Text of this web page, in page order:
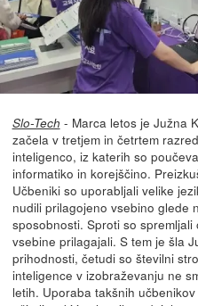
Slo-Tech - Marca letos je Južna
začela v tretjem in četrtem
inteligenco, iz katerih so
informatiko in korejščino.
Učbeniki so uporabljali velike
nudili prilagojeno vsebino glede
sposobnosti. Sproti so
vsebine prilagajali. S tem je šla
prihodnosti, četudi so številni
inteligence v izobraževanju ne
letih. Uporaba takšnih